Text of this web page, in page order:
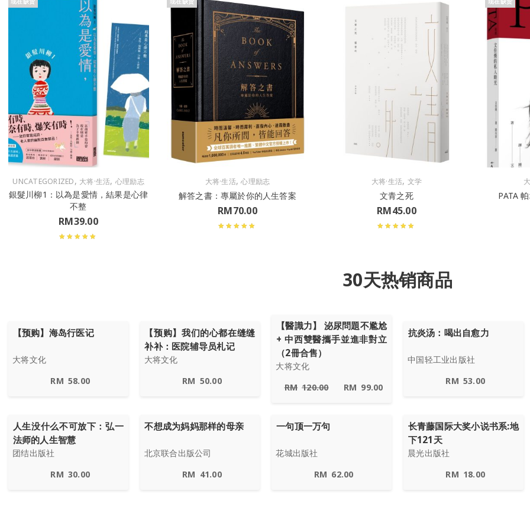
UNCATEGORIZED, 大将·生活, 心理励志
銀髮川柳1：以為是愛情，結果是心律
不整
RM39.00
大将·生活,心理励志
解答之書：專屬於你的人生答案
RM70.00
大将·生活, 文学
文青之死
RM45.00
PATA
30天热销商品
【预购】海岛行医记
大将文化
RM 58.00
【预购】我们的心都在缝缝
补补：医院辅导员札记
大将文化
RM 50.00
【醫識力】 泌尿問題不尷尬
+ 中西雙醫攜手並進非對立
（2冊合售）
大将文化
RM 120.00 RM 99.00
抗炎汤：喝出自愈力
中国轻工业出版社
RM 53.00
人生没什么不可放下：弘一
法师的人生智慧
团结出版社
RM 30.00
不想成为妈妈那样的母亲
北京联合出版公司
RM 41.00
一句顶一万句
花城出版社
RM 62.00
长青藤国际大奖小说书系:地
下121天
晨光出版社
RM 18.00